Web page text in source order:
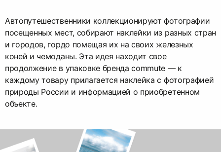
Автопутешественники коллекционируют фотографии
посещенных мест, собирают наклейки из разных стран
и городов, гордо помещая их на своих железных
коней и чемоданы. Эта идея находит свое
продолжение в упаковке бренда commute — к
каждому товару прилагается наклейка с фотографией
природы России и информацией о приобретенном
объекте.